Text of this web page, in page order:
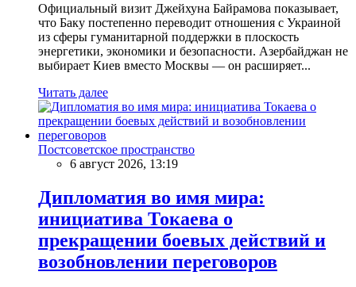
Официальный визит Джейхуна Байрамова показывает,
что Баку постепенно переводит отношения с Украиной
из сферы гуманитарной поддержки в плоскость
энергетики, экономики и безопасности. Азербайджан не
выбирает Киев вместо Москвы — он расширяет...
Читать далее
Постсоветское пространство
6 август 2026, 13:19
Дипломатия во имя мира:
инициатива Токаева о
прекращении боевых действий и
возобновлении переговоров